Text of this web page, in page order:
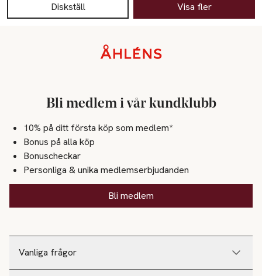
Diskställ Visa fler
Vanliga frågor
Bli medlem i vår kundklubb
10% på ditt första köp som medlem*
Bonus på alla köp
Bonuscheckar
Personliga & unika medlemserbjudanden
Bli medlem